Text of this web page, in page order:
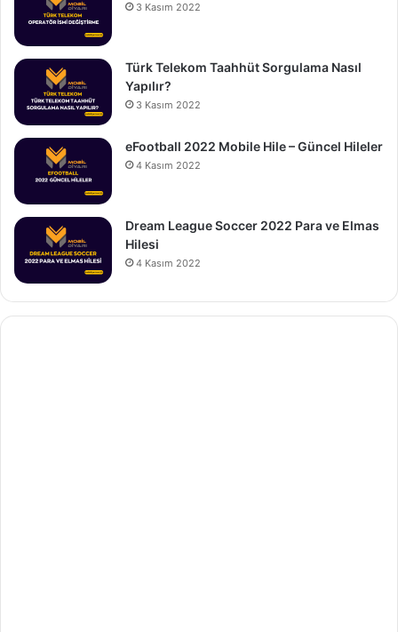
3 Kasım 2022
Türk Telekom Taahhüt Sorgulama Nasıl
Yapılır?
3 Kasım 2022
eFootball 2022 Mobile Hile – Güncel Hileler
4 Kasım 2022
Dream League Soccer 2022 Para ve Elmas
Hilesi
4 Kasım 2022